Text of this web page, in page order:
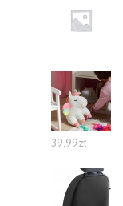
39,99zł